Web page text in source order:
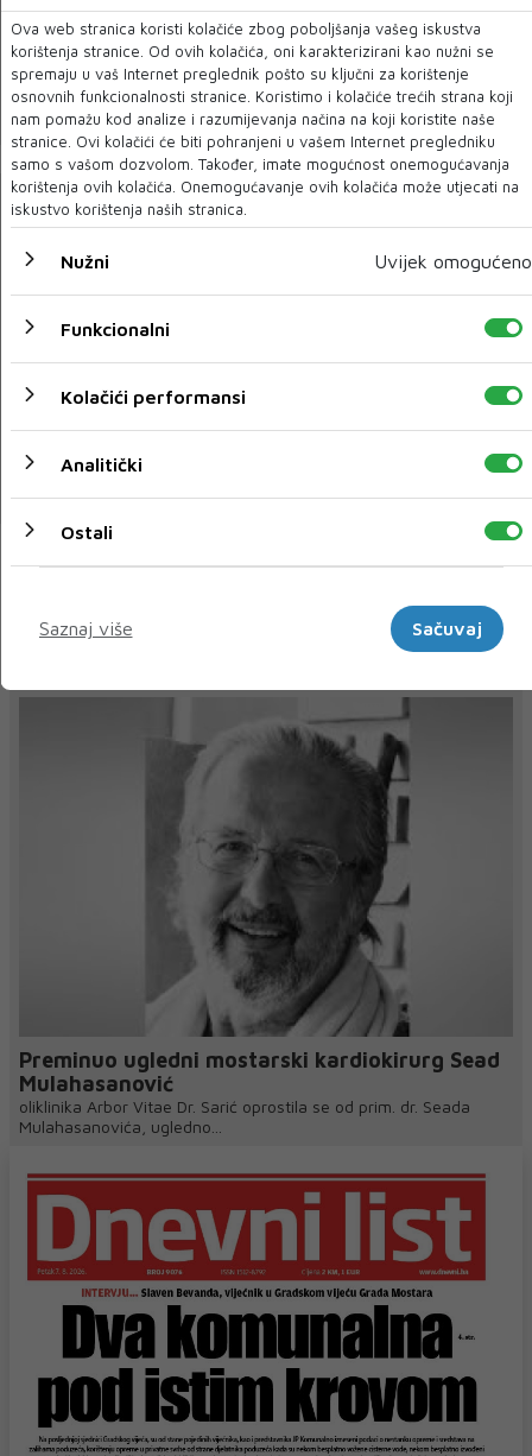
Osim ždrijeba, danas i definitivna potvrda sastava
natjecanja?
15 SRP 2020
Zidane: Uzbuđeni smo, blizu smo osvajanja prvenstva
Preminuo ugledni mostarski kardiokirurg Sead
Mulahasanović
oliklinika Arbor Vitae Dr. Sarić oprostila se od prim. dr. Seada
Mulahasanovića, ugledno...
Ova web stranica koristi kolačiće zbog poboljšanja vašeg iskustva
korištenja stranice. Od ovih kolačića, oni karakterizirani kao nužni se
spremaju u vaš Internet preglednik pošto su ključni za korištenje
osnovnih funkcionalnosti stranice. Koristimo i kolačiće trećih strana koji
nam pomažu kod analize i razumijevanja načina na koji koristite naše
stranice. Ovi kolačići će biti pohranjeni u vašem Internet pregledniku
samo s vašom dozvolom. Također, imate mogućnost onemogućavanja
korištenja ovih kolačića. Onemogućavanje ovih kolačića može utjecati na
iskustvo korištenja naših stranica.
Nužni Uvijek omogućeno
Funkcionalni
Kolačići performansi
Analitički
Ostali
Saznaj više
Sačuvaj